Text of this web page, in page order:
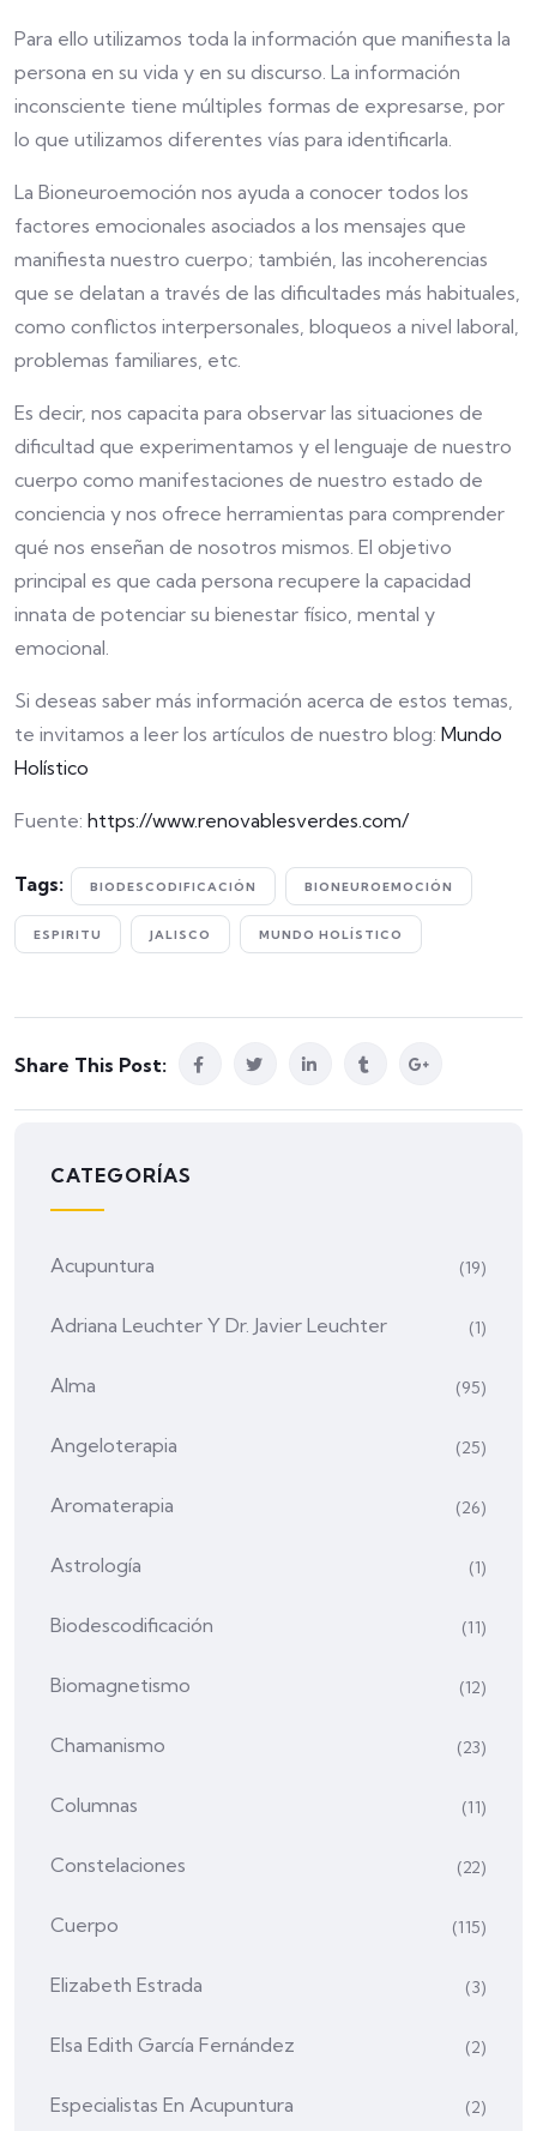
Para ello utilizamos toda la información que manifiesta la
persona en su vida y en su discurso. La información
inconsciente tiene múltiples formas de expresarse, por
lo que utilizamos diferentes vías para identificarla.
La Bioneuroemoción nos ayuda a conocer todos los
factores emocionales asociados a los mensajes que
manifiesta nuestro cuerpo; también, las incoherencias
que se delatan a través de las dificultades más habituales,
como conflictos interpersonales, bloqueos a nivel laboral,
problemas familiares, etc.
Es decir, nos capacita para observar las situaciones de
dificultad que experimentamos y el lenguaje de nuestro
cuerpo como manifestaciones de nuestro estado de
conciencia y nos ofrece herramientas para comprender
qué nos enseñan de nosotros mismos. El objetivo
principal es que cada persona recupere la capacidad
innata de potenciar su bienestar físico, mental y
emocional.
Si deseas saber más información acerca de estos temas,
te invitamos a leer los artículos de nuestro blog: Mundo
Holístico
Fuente: https://www.renovablesverdes.com/
Tags: BIODESCODIFICACIÓN BIONEUROEMOCIÓN
ESPIRITU JALISCO MUNDO HOLÍSTICO
Share This Post:
CATEGORÍAS
Acupuntura (19)
Adriana Leuchter Y Dr. Javier Leuchter (1)
Alma (95)
Angeloterapia (25)
Aromaterapia (26)
Astrología (1)
Biodescodificación (11)
Biomagnetismo (12)
Chamanismo (23)
Columnas (11)
Constelaciones (22)
Cuerpo (115)
Elizabeth Estrada (3)
Elsa Edith García Fernández (2)
Especialistas En Acupuntura (2)